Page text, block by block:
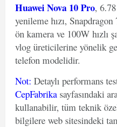
Huawei Nova 10 Pro,
yenileme hızı,
ön kamera ve 100W hızlı
vlog üreticilerine yönelik
telefon modelidir.
Not: Detaylı performans
CepFabrika sayfasındaki
kullanabilir, tüm teknik
bilgilere web sitesindeki